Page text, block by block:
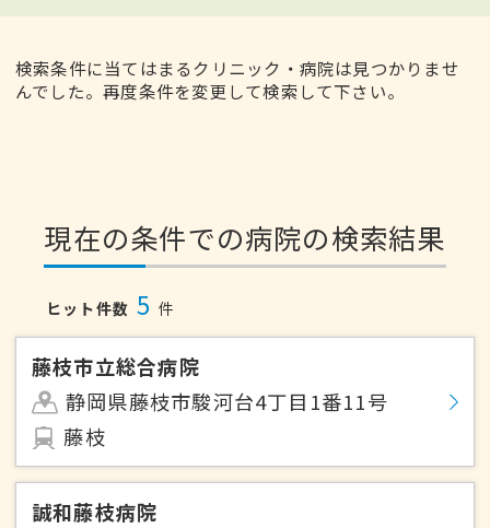
検索条件に当てはまるクリニック・病院は見つかりませ
んでした。再度条件を変更して検索して下さい。
現在の条件での病院の検索結果
ヒット件数 5 件
藤枝市立総合病院
静岡県藤枝市駿河台4丁目1番11号
藤枝
誠和藤枝病院